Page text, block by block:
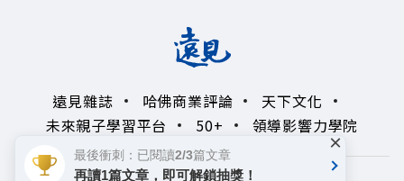
遠見雜誌 哈佛商業評論
天下文化
未來親子學習平台
50+ 領導影響力學院
最後衝刺：已閱讀2/3篇文章
再讀1篇文章，即可解鎖抽獎！
×